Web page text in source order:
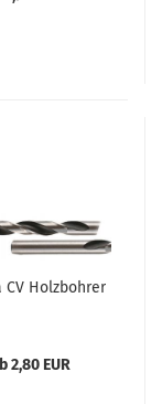
CV Holzbohrer
2,80 EUR